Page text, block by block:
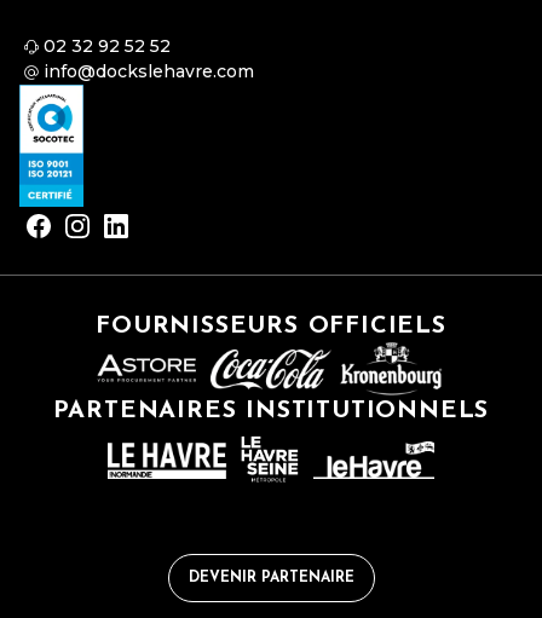
02 32 92 52 52
info@dockslehavre.com
FOURNISSEURS OFFICIELS
PARTENAIRES INSTITUTIONNELS
DEVENIR PARTENAIRE